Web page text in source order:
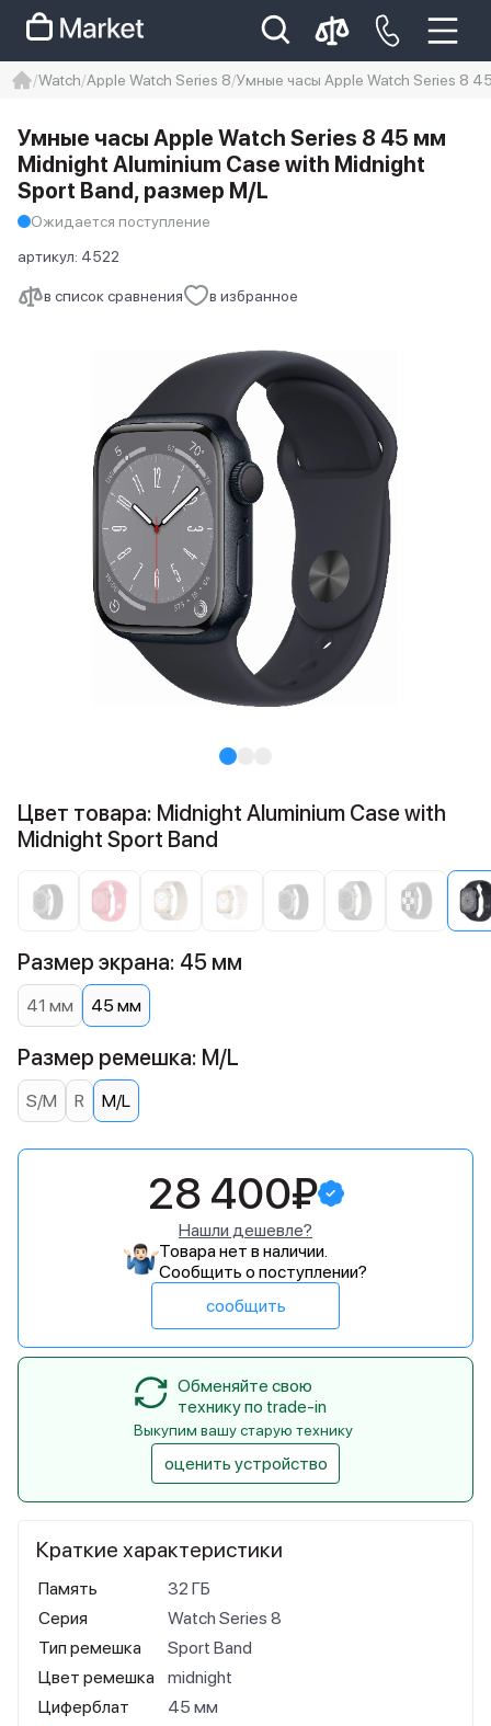
Iphone 14 pro max
айфон 14
Watch Apple Watch Series 8 Умные часы Apple Watch Series 8
в список сравнения в избранное
Умные часы Apple Watch Series 8 45 мм
Midnight Aluminium Case with Midnight
Sport Band, размер M/L
Ожидается поступление
артикул: 4522
Краткие характеристики
Память
32 ГБ
Серия
Watch Series 8
Тип ремешка
Sport Band
Цвет ремешка
midnight
Циферблат
45 мм
Цвет товара: Midnight Aluminium Case with
Midnight Sport Band
Размер экрана: 45 мм
41 мм 45 мм
Размер ремешка: M/L
S/M R M/L
28 400₽
Нашли дешевле?
Товара нет в наличии.
Сообщить о поступлении?
сообщить
Обменяйте свою
технику по trade-in
Выкупим вашу старую технику
оценить устройство